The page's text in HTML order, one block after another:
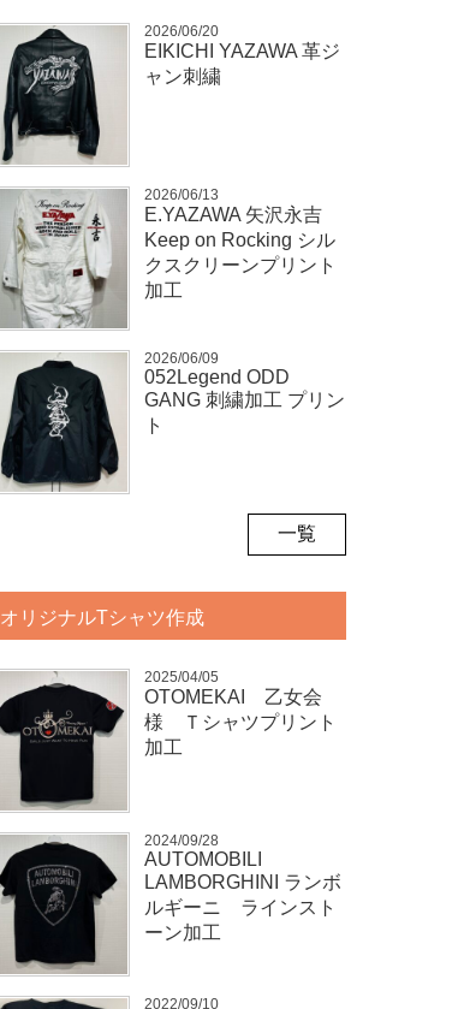
2026/06/20
EIKICHI YAZAWA 革ジ
ャン刺繍
2026/06/13
E.YAZAWA 矢沢永吉
Keep on Rocking シル
クスクリーンプリント
加工
2026/06/09
052Legend ODD
GANG 刺繍加工 プリン
ト
一覧
オリジナルTシャツ作成
2025/04/05
OTOMEKAI 乙女会
様 Ｔシャツプリント
加工
2024/09/28
AUTOMOBILI
LAMBORGHINI ランボ
ルギーニ ラインスト
ーン加工
2022/09/10